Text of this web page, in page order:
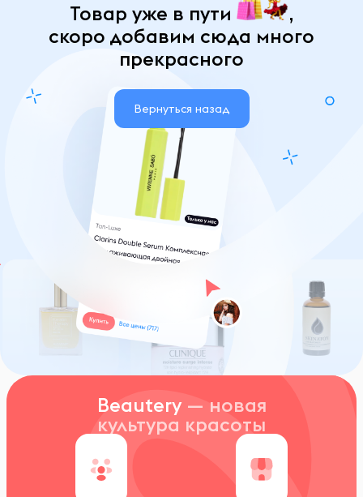
Товар уже в пути
,
скоро добавим сюда много
прекрасного
Вернуться назад
Beautery — новая
культура красоты